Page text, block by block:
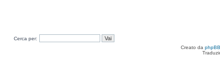
Cerca per:
Creato da phpBB